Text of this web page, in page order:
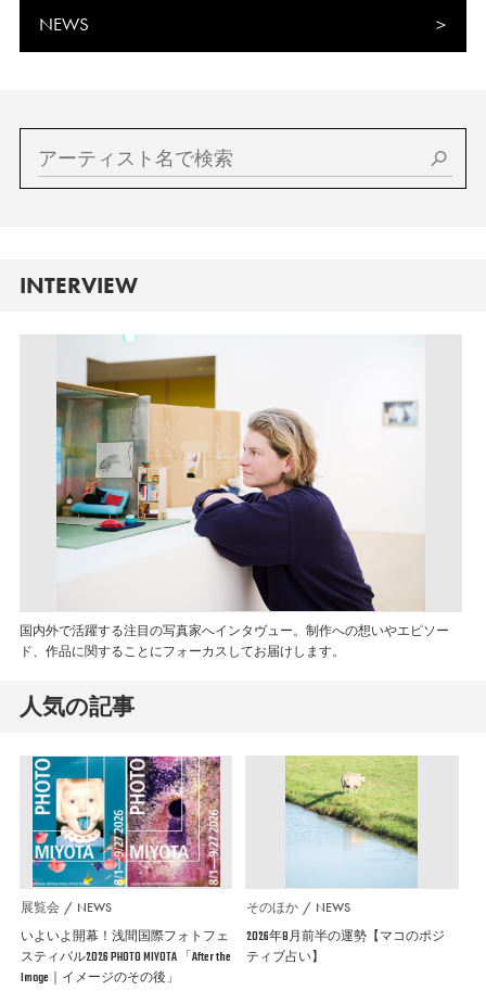
NEWS
INTERVIEW
国内外で活躍する注目の写真家へインタヴュー。制作への想いやエピソー
ド、作品に関することにフォーカスしてお届けします。
人気の記事
展覧会 NEWS
いよいよ開幕！浅間国際フォトフェ
スティバル2026 PHOTO MIYOTA 「After the
Image｜イメージのその後」
そのほか NEWS
2026年8月前半の運勢【マコのポジ
ティブ占い】